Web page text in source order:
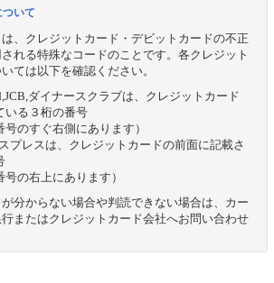
いて
、クレジットカード・デビットカードの不正
れる特殊なコードのことです。各クレジット
ては以下を確認ください。
ダイナースクラブは、クレジットカード
いる３桁の番号
号のすぐ右側にあります）
プレスは、クレジットカードの前面に記載さ
号の右上にあります）
分からない場合や判読できない場合は、カー
またはクレジットカード会社へお問い合わせ